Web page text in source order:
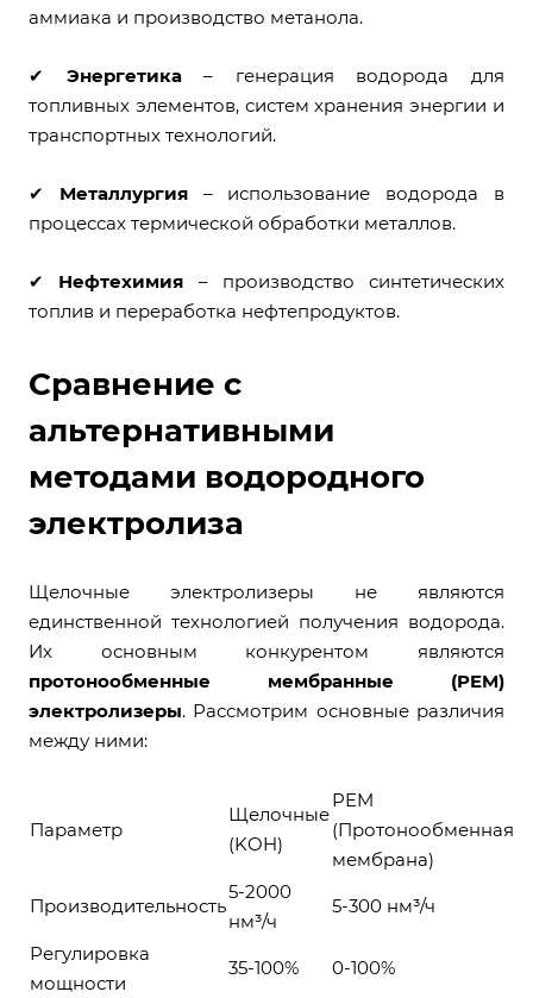
аммиака и производство метанола.
✔ Энергетика– генерация водорода для
топливных элементов, систем хранения энергии и
транспортных технологий.
✔ Металлургия– использование водорода в
процессах термической обработки металлов.
✔ Нефтехимия – производство синтетических
топлив и переработка нефтепродуктов.
Сравнение с
альтернативными
методами водородного
электролиза
Щелочные электролизеры не являются
единственной технологией получения водорода.
Их основным конкурентом являются
протонообменные мембранные (PEM)
электролизеры. Рассмотрим основные различия
между ними:
Параметр
Щелочные
(KOH)
PEM
(Протонообменная
мембрана)
Производительность
5-2000
нм³/ч
5-300 нм³/ч
Регулировка
мощности
35-100% 0-100%